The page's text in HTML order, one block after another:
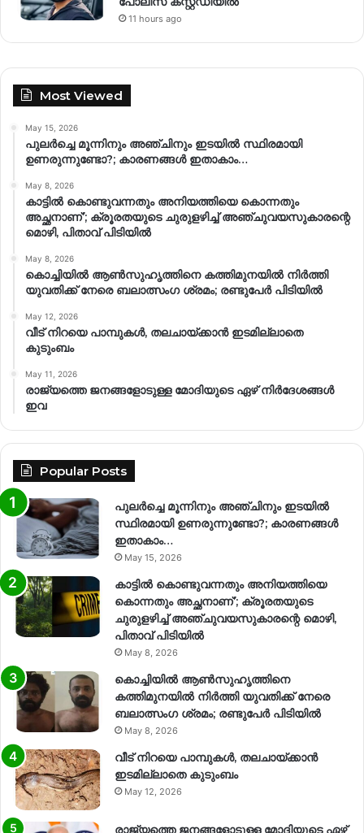
11 hours ago
Most Viewed
May 15, 2026
പുലർച്ചെ മൂന്നിനും അഞ്ചിനും ഇടയിൽ സ്ഥിരമായി
ഉണരുന്നുണ്ടോ?; കാരണങ്ങള്‍ ഇതാകാം…
May 8, 2026
കാട്ടിൽ കൊണ്ടുവന്നതും അനിയത്തിയെ കൊന്നതും
അച്ഛനാണ്’; ക്രൂരതയുടെ ചുരുളഴിച്ച് അഞ്ചുവയസുകാരന്റെ
മൊഴി, പിതാവ് പിടിയിൽ
May 8, 2026
കൊച്ചിയിൽ ആൺസുഹൃത്തിനെ കത്തിമുനയിൽ നിർത്തി
യുവതിക്ക് നേരെ ബലാത്സംഗ​ ശ്രമം; രണ്ടുപേർ പിടിയിൽ
May 12, 2026
വീട് നിറയെ പാമ്പുകൾ, തലചായ്ക്കാൻ ഇടമില്ലാതെ
കുടുംബം
May 11, 2026
രാജ്യത്തെ ജനങ്ങളോടുള്ള മോദിയുടെ ഏഴ് നിര്‍ദേശങ്ങള്‍
ഇവ
Popular Posts
പുലർച്ചെ മൂന്നിനും അഞ്ചിനും ഇടയിൽ
സ്ഥിരമായി ഉണരുന്നുണ്ടോ?; കാരണങ്ങള്‍
ഇതാകാം…
May 15, 2026
കാട്ടിൽ കൊണ്ടുവന്നതും അനിയത്തിയെ
കൊന്നതും അച്ഛനാണ്’; ക്രൂരതയുടെ
ചുരുളഴിച്ച് അഞ്ചുവയസുകാരന്റെ മൊഴി,
പിതാവ് പിടിയിൽ
May 8, 2026
കൊച്ചിയിൽ ആൺസുഹൃത്തിനെ
കത്തിമുനയിൽ നിർത്തി യുവതിക്ക് നേരെ
ബലാത്സംഗ​ ശ്രമം; രണ്ടുപേർ പിടിയിൽ
May 8, 2026
വീട് നിറയെ പാമ്പുകൾ, തലചായ്ക്കാൻ
ഇടമില്ലാതെ കുടുംബം
May 12, 2026
രാജ്യത്തെ ജനങ്ങളോടുള്ള മോദിയുടെ ഏഴ്